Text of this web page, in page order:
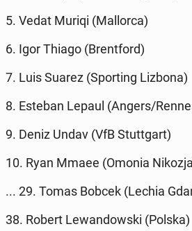
5. Vedat Muriqi (Mal­lor­ca)
6. Igor Thiago (Brent­ford)
7. Luis Suarez (Sport­ing Lizbona)
8. Esteban Lepaul (Angers/
9. Deniz Undav (VfB Stuttgart)
10. Ryan Mmaee (Omonia
... 29. Tomas Bobcek (Lechia
38. Robert Lewandows­ki (Polska)